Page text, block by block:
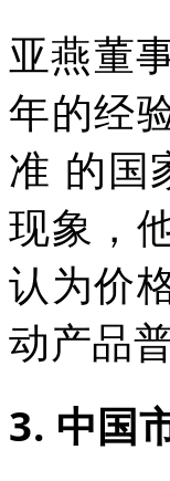
亚燕董
年的经
准 的国
现象，
认为价
动产品
3. 中国